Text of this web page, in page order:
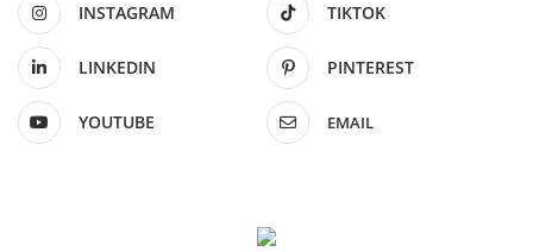
INSTAGRAM TIKTOK
LINKEDIN PINTEREST
YOUTUBE EMAIL